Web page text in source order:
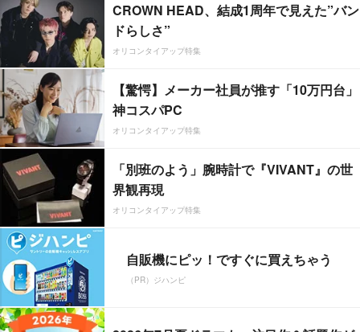
CROWN HEAD、結成1周年で見えた”バン
ドらしさ”
オリコンタイアップ特集
【驚愕】メーカー社員が推す「10万円台」
神コスパPC
オリコンタイアップ特集
「別班のよう」腕時計で『VIVANT』の世
界観再現
オリコンタイアップ特集
自販機にピッ！ですぐに買えちゃう
（PR）ジハンピ